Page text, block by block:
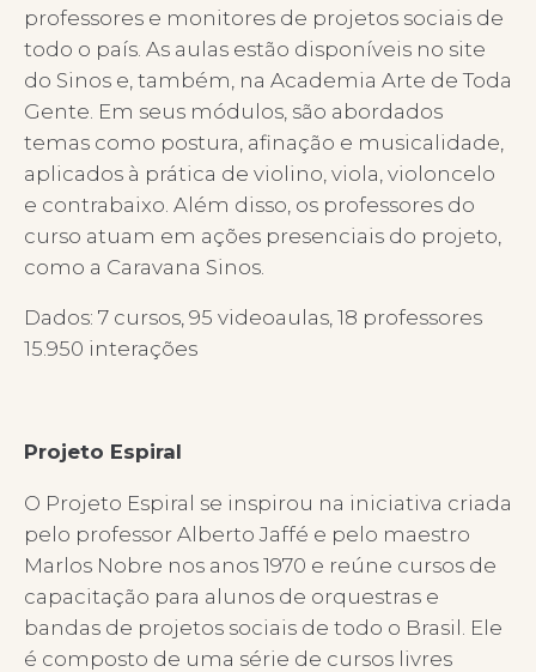
professores e monitores de projetos sociais de
todo o país. As aulas estão disponíveis no site
do Sinos e, também, na Academia Arte de Toda
Gente. Em seus módulos, são abordados
temas como postura, afinação e musicalidade,
aplicados à prática de violino, viola, violoncelo
e contrabaixo. Além disso, os professores do
curso atuam em ações presenciais do projeto,
como a Caravana Sinos.
Dados: 7 cursos, 95 videoaulas, 18 professores
15.950 interações
Projeto Espiral
O Projeto Espiral se inspirou na iniciativa criada
pelo professor Alberto Jaffé e pelo maestro
Marlos Nobre nos anos 1970 e reúne cursos de
capacitação para alunos de orquestras e
bandas de projetos sociais de todo o Brasil. Ele
é composto de uma série de cursos livres